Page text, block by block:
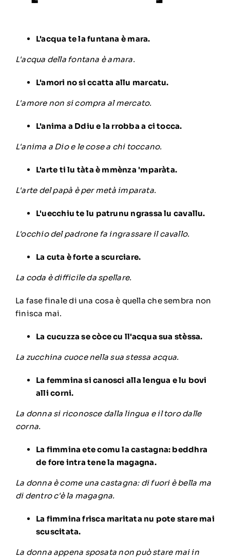
L'acqua te la funtana è mara.
L'acqua della fontana è amara.
L'amori no si ccatta allu marcatu.
L'amore non si compra al mercato.
L'anima a Ddiu e la rrobba a ci tocca.
L'anima a Dio e le cose a chi toccano.
L'arte ti lu tàta è mmènza 'mparàta.
L'arte del papà è per metà imparata.
L'uecchiu te lu patrunu ngrassa lu cavallu.
L'occhio del padrone fa ingrassare il cavallo.
La cuta è forte a scurciare.
La coda è difficile da spellare.
La fase finale di una cosa è quella che sembra non
finisca mai.
La cucuzza se còce cu ll'acqua sua stèssa.
La zucchina cuoce nella sua stessa acqua.
La femmina si canosci alla lengua e lu bovi
alli corni.
La donna si riconosce dalla lingua e il toro dalle
corna.
La fimmina ete comu la castagna: beddhra
de fore intra tene la magagna.
La donna è come una castagna: di fuori è bella ma
di dentro c'è la magagna.
La fimmina frisca maritata nu pote stare mai
scuscitata.
La donna appena sposata non può stare mai in